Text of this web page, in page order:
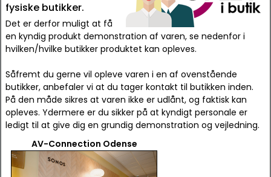
fysiske butikker.
Det er derfor muligt at få
en kyndig produkt demonstration af varen, se nedenfor i
hvilken/hvilke butikker produktet kan opleves.
Såfremt du gerne vil opleve varen i en af ovenstående
butikker, anbefaler vi at du tager kontakt til butikken inden.
På den måde sikres at varen ikke er udlånt, og faktisk kan
opleves. Ydermere er du sikker på at kyndigt personale er
ledigt til at give dig en grundig demonstration og vejledning.
AV-Connection Odense